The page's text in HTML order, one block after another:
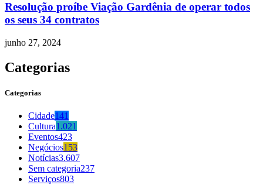
Resolução proíbe Viação Gardênia de operar todos
os seus 34 contratos
junho 27, 2024
Categorias
Categorias
Cidade141
Cultura1.021
Eventos423
Negócios153
Notícias3.607
Sem categoria237
Serviços803